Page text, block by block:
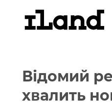
Відомий
хвалить